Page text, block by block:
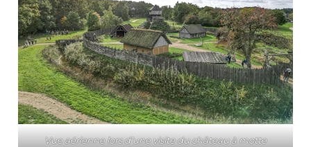
Vue aérienne lors d’une visite du château à motte